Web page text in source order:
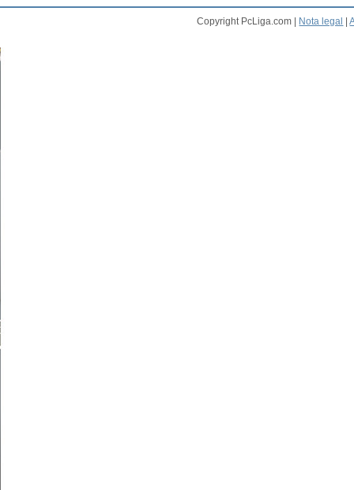
Copyright PcLiga.com | Nota legal |